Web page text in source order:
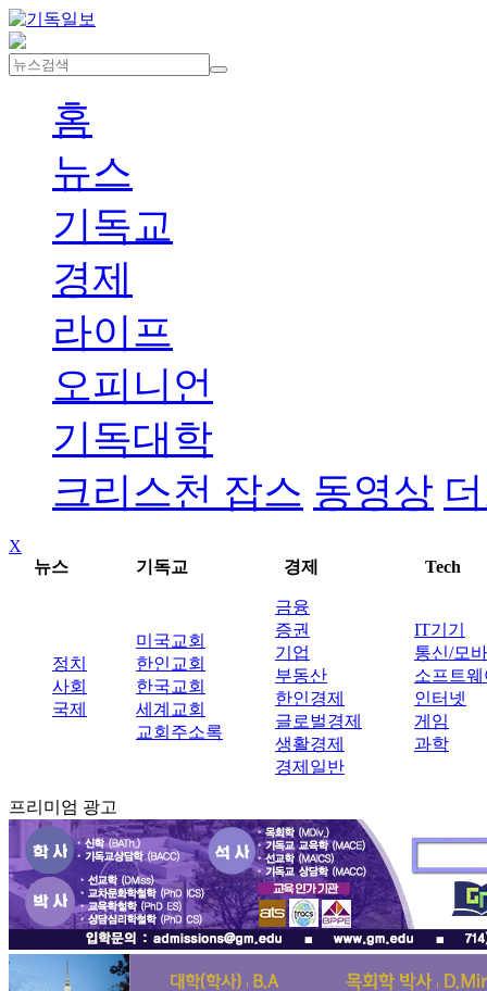
홈
뉴스
기독교
경제
라이프
오피니언
기독대학
크리스천 잡스 동영상
X
뉴스
기독교 경제 Tech
정치
사회
국제
미국교회
한인교회
한국교회
세계교회
교회주소록
금융
증권
기업
부동산
한인경제
글로벌경제
생활경제
경제일반
IT기기
통신/모
소프트웨
인터넷
게임
과학
프리미엄 광고